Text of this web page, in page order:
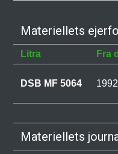
Materiellets
Litra Fra
DSB MF 5064 1992
Materiellets